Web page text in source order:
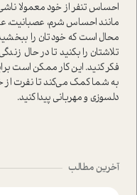
احساس تنفر از خود معمولا
مانند احساس شرم، عصبانیت،
محال است که خودتان را
تلاشتان را بکنید تا در حال
فکر کنید. این کار ممکن است
به شما کمک می‌کند تا نفرت
دلسوزی و مهربانی پیدا کنید.
آخرین مطالب